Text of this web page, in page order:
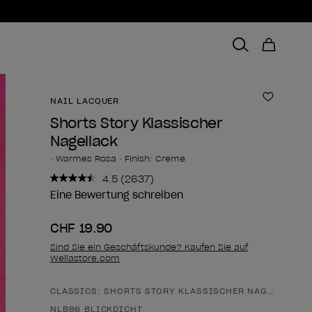
NAIL LACQUER Zur
Shorts Story Klassischer
Nagellack
• Warmes Rosa • Finish: Creme
4.5 2637
Bewertungen
lesen..
Seite.
(2637)
Eine Bewertung schreiben
CHF 19.90
Sind Sie ein Geschäftskunde? Kaufen Sie auf
Wellastore.com
Form des Produkts
CLASSICS: SHORTS STORY KLASSISCHER NAGELLACK
NLB86 BLICKDICHT